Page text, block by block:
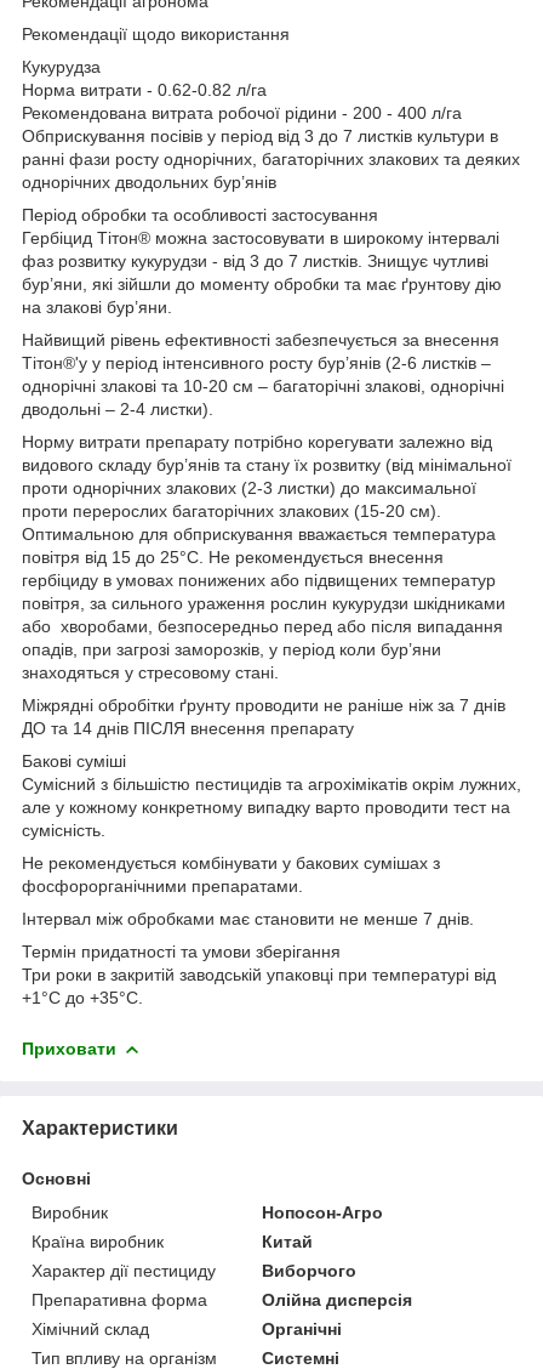
Рекомендації щодо використання
Кукурудза
Норма витрати - 0.62-0.82 л/га
Рекомендована витрата робочої рідини - 200 - 400 л/га
Обприскування посівів у період від 3 до 7 листків культури в
ранні фази росту однорічних, багаторічних злакових та деяких
однорічних дводольних бур’янів
Період обробки та особливості застосування
Гербіцид Тітон® можна застосовувати в широкому інтервалі
фаз розвитку кукурудзи - від 3 до 7 листків. Знищує чутливі
бур’яни, які зійшли до моменту обробки та має ґрунтову дію
на злакові бур’яни.
Найвищий рівень ефективності забезпечується за внесення
Тітон®'у у період інтенсивного росту бур’янів (2-6 листків –
однорічні злакові та 10-20 см – багаторічні злакові, однорічні
дводольні – 2-4 листки).
Норму витрати препарату потрібно корегувати залежно від
видового складу бур’янів та стану їх розвитку (від мінімальної
проти однорічних злакових (2-3 листки) до максимальної
проти перерослих багаторічних злакових (15-20 см).
Оптимальною для обприскування вважається температура
повітря від 15 до 25°С. Не рекомендується внесення
гербіциду в умовах понижених або підвищених температур
повітря, за сильного ураження рослин кукурудзи шкідниками
або хворобами, безпосередньо перед або після випадання
опадів, при загрозі заморозків, у період коли бур’яни
знаходяться у стресовому стані.
Міжрядні обробітки ґрунту проводити не раніше ніж за 7 днів
ДО та 14 днів ПІСЛЯ внесення препарату
Бакові суміші
Сумісний з більшістю пестицидів та агрохімікатів окрім лужних,
але у кожному конкретному випадку варто проводити тест на
сумісність.
Не рекомендується комбінувати у бакових сумішах з
фосфорорганічними препаратами.
Інтервал між обробками має становити не менше 7 днів.
Термін придатності та умови зберігання
Три роки в закритій заводській упаковці при температурі від
+1°С до +35°С.
Приховати
Характеристики
Основні
Виробник
Нопосон-Агро
Країна виробник
Китай
Характер дії пестициду
Виборчого
Препаративна форма
Олійна дисперсія
Хімічний склад
Органічні
Тип впливу на організм
Системні